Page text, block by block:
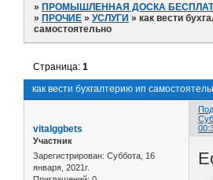
»ПРОМЫШЛЕННАЯ ДОСКА
»ПРОЧИЕ »УСЛУГИ »как вести
самостоятельно
как вести бухгалтерию ип
Страница:1
vitalggbets
Участник
Зарегистрирован: Суббота, 16
января, 2021г.